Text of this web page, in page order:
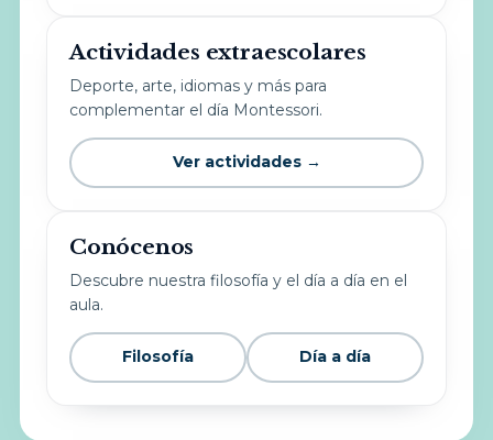
Actividades extraescolares
Deporte, arte, idiomas y más para
complementar el día Montessori.
Ver actividades →
Conócenos
Descubre nuestra filosofía y el día a día en el
aula.
Filosofía Día a día